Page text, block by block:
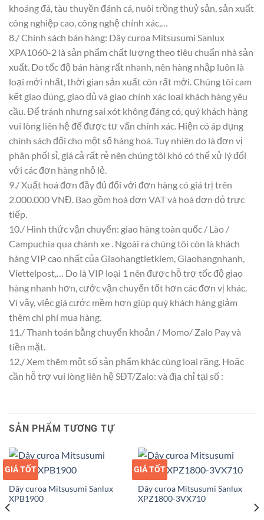
khoáng đá, tàu thuyền đánh cá, nuôi trồng thuỷ sản, sản xuất
công nghiệp cao, công nghệ chính xác,…
8./ Chính sách bán hàng: Dây curoa Mitsusumi Sanlux
XPA1060-2 là sản phẩm chất lượng theo tiêu chuẩn nhà sản
xuất. Do tốc độ bán hàng rất nhanh, nên hàng nhập luôn là
loại mới nhất, thời gian sản xuất còn rất mới. Chúng tôi cam
kết giao đúng, giao đủ và giao chính xác loại khách hàng yêu
cầu. Để tránh nhưng sai xót không đáng có, quý khách hàng
vui lòng liên hệ để được tư vấn chính xác. Hiện có áp dụng
chính sách đổi cho một số hàng hoá. Tuy nhiên do là đơn vị
phân phối sỉ, giá cả rất rẻ nên chúng tôi khó có thể xử lý đổi
với các đơn hàng nhỏ lẻ.
9./ Xuất hoá đơn đầy đủ đối với đơn hàng có giá trị trên
2.000.000 VNĐ. Bao gồm hoá đơn VAT và hoá đơn đỏ trực
tiếp.
10./ Hình thức vận chuyển: giao hàng toàn quốc / Lào /
Campuchia qua chành xe . Ngoài ra chúng tôi còn là khách
hàng VIP cao nhất của Giaohangtietkiem, Giaohangnhanh,
Viettelpost,… Do là VIP loại 1 nên được hỗ trợ tốc độ giao
hàng nhanh hơn, cước vận chuyển tốt hơn các đơn vị khác.
Vì vậy, việc giá cước mềm hơn giúp quý khách hàng giảm
thêm chi phí mua hàng.
11./ Thanh toán bằng chuyển khoản / Momo/ Zalo Pay và
tiền mặt.
12./ Xem thêm một số sản phẩm khác cùng loại răng. Hoặc
cần hỗ trợ vui lòng liên hệ SĐT/Zalo: và địa chỉ tại số :
SẢN PHẨM TƯƠNG TỰ
GIÁ SỈ
GIÁ TỐT
Dây curoa Mitsusumi Sanlux
XPB1900
GIÁ SỈ
GIÁ TỐT
Dây curoa Mitsusumi Sanlux
XPZ1800-3VX710